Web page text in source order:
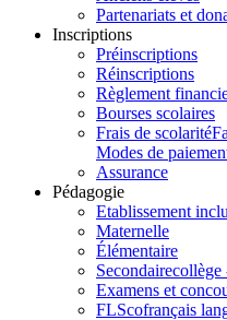
Partenariats et
Inscriptions
Préinscriptions
Réinscriptions
Règlement
Bourses scolaires
Frais de scolarité
Modes de
Assurance
Pédagogie
Etablissement
Maternelle
Élémentaire
Secondairecollège
Examens et
FLScofrançais